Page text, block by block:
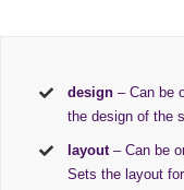
design – Can be
the design of the
layout– Can be
Sets the layout